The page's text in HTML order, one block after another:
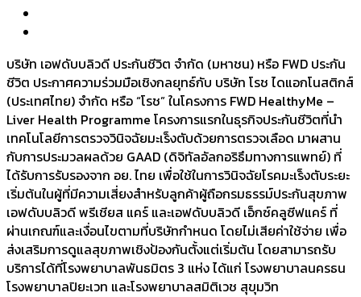
บริษัท เอฟดับบลิวดี ประกันชีวิต จำกัด (มหาชน) หรือ FWD ประกัน
ชีวิต ประกาศความร่วมมือเชิงกลยุทธ์กับ บริษัท โรช ไดแอกโนสติกส์
(ประเทศไทย) จำกัด หรือ “โรช” ในโครงการ FWD HealthyMe –
Liver Health Programme โครงการแรกในธุรกิจประกันชีวิตที่นำ
เทคโนโลยีการตรวจวินิจฉัยมะเร็งตับด้วยการตรวจเลือด มาผสาน
กับการประมวลผลด้วย GAAD (ดิจิทัลอัลกอริธึมทางการแพทย์) ที่
ได้รับการรับรองจาก อย. ไทย เพื่อใช้ในการวินิจฉัยโรคมะเร็งตับระยะ
เริ่มต้นในผู้ที่มีความเสี่ยงสำหรับลูกค้าผู้ถือกรมธรรม์ประกันสุขภาพ
เอฟดับบลิวดี พรีเชียส แคร์ และเอฟดับบลิวดี เอ็กซ์คลูซีฟแคร์ ที่
ผ่านเกณฑ์และเงื่อนไขตามที่บริษัทกำหนด โดยไม่เสียค่าใช้จ่าย เพื่อ
ส่งเสริมการดูแลสุขภาพเชิงป้องกันตั้งแต่เริ่มต้น โดยสามารถรับ
บริการได้ที่โรงพยาบาลพันธมิตร 3 แห่ง ได้แก่ โรงพยาบาลนครธน
โรงพยาบาลปิยะเวท และโรงพยาบาลสมิติเวช สุขุมวิท